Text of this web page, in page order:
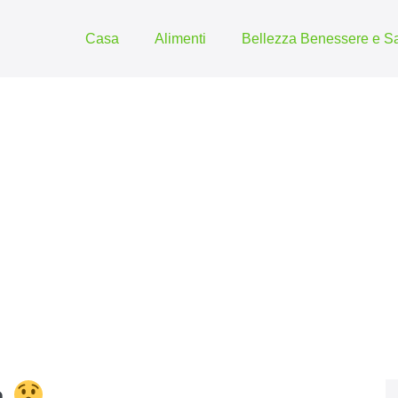
Casa Alimenti Bellezza Benessere e